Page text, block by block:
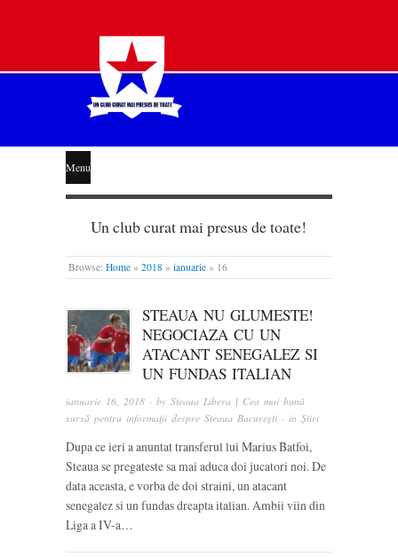
STEAUA
LIBERĂ
Menu
Un club curat mai presus de toate!
Browse: Home » 2018 » ianuarie » 16
STEAUA NU GLUMESTE!
NEGOCIAZA CU UN
ATACANT SENEGALEZ SI
UN FUNDAS ITALIAN
ianuarie 16, 2018 · by Steaua Libera | Cea mai bună
sursă pentru informații despre Steaua București · in Știri
Dupa ce ieri a anuntat transferul lui Marius Batfoi,
Steaua se pregateste sa mai aduca doi jucatori noi. De
data aceasta, e vorba de doi straini, un atacant
senegalez si un fundas dreapta italian. Ambii viin din
Liga a IV-a…